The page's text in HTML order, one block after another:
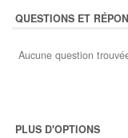
QUESTIONS ET
Aucune question
PLUS D'OPTIONS